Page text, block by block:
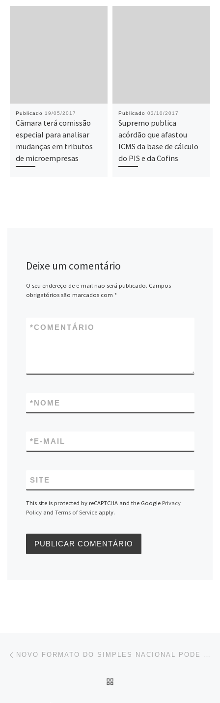
Publicado 19/05/2017
Câmara terá comissão
especial para analisar
mudanças em tributos
de microempresas
Publicado 03/10/2017
Supremo publica
acórdão que afastou
ICMS da base de cálculo
do PIS e da Cofins
Deixe um comentário
O seu endereço de e-mail não será publicado. Campos
obrigatórios são marcados com *
COMENTÁRIO
*
NOME
*
E-MAIL
*
SITE
This site is protected by reCAPTCHA and the Google Privacy
Policyand Terms of Serviceapply.
Navegação do post NOVO FORMATO DO SIMPLES NACIONAL PODE MUDAR ENQUADRAMENTO DE ATIVIDADES